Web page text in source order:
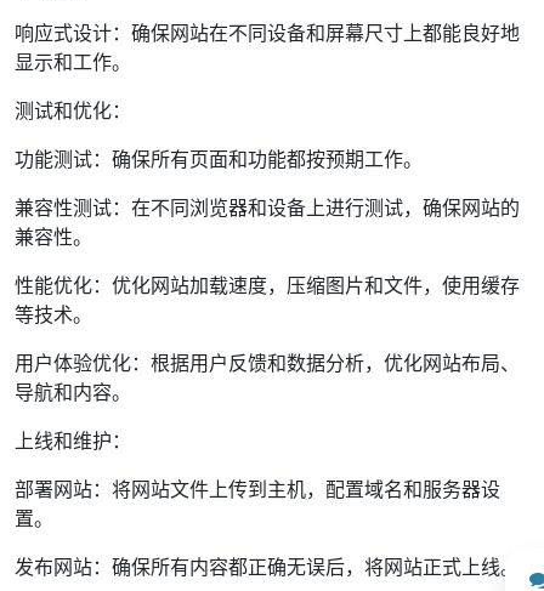
响应式设计：确保网站在不同设备和屏幕尺寸上都能良好地
显示和工作。
测试和优化：
功能测试：确保所有页面和功能都按预期工作。
兼容性测试：在不同浏览器和设备上进行测试，确保网站的
兼容性。
性能优化：优化网站加载速度，压缩图片和文件，使用缓存
等技术。
用户体验优化：根据用户反馈和数据分析，优化网站布局、
导航和内容。
上线和维护：
部署网站：将网站文件上传到主机，配置域名和服务器设
置。
发布网站：确保所有内容都正确无误后，将网站正式上线。